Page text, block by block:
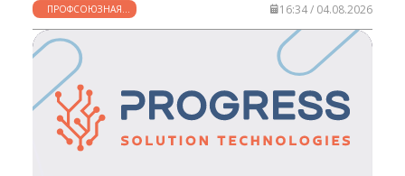
ПРОФСОЮЗНАЯ
ЖИЗНЬ
16:34 / 04.08.2026